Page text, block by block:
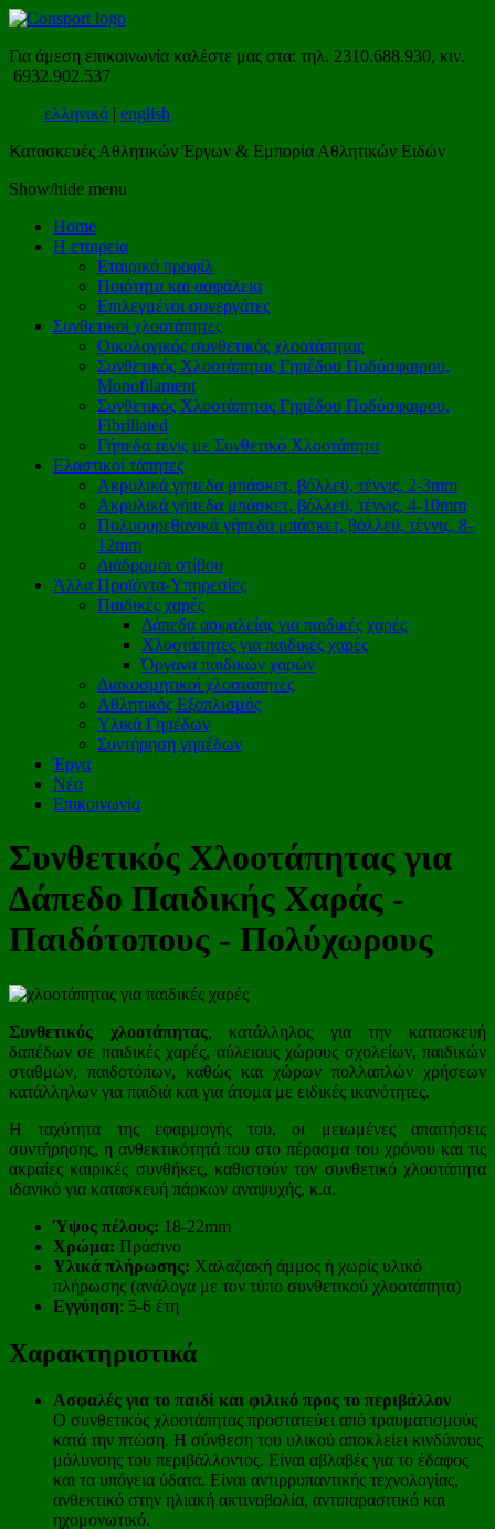
Για άμεση επικοινωνία καλέστε μας στα: τηλ. 2310.688.930, κιν.
6932.902.537
ελληνικά | english
Κατασκευές Αθλητικών Έργων & Εμπορία Αθλητικών Ειδών
Show/hide menu
Home
Η εταιρεία
Εταιρικό προφίλ
Ποιότητα και ασφάλεια
Επιλεγμένοι συνεργάτες
Συνθετικοί χλοοτάπητες
Οικολογικός συνθετικός χλοοτάπητας
Συνθετικός Χλοοτάπητας Γηπέδου Ποδόσφαιρου,
Monofilament
Συνθετικός Χλοοτάπητας Γηπέδου Ποδόσφαιρου,
Fibrillated
Γήπεδα τένις με Συνθετικό Χλοοτάπητα
Ελαστικοί τάπητες
Ακρυλικά γήπεδα μπάσκετ, βόλλεϋ, τέννις, 2-3mm
Ακρυλικά γήπεδα μπάσκετ, βόλλεϋ, τέννις, 4-10mm
Πολυουρεθανικά γήπεδα μπάσκετ, βόλλεϋ, τέννις, 8-
12mm
Διάδρομοι στίβου
Άλλα Προϊόντα-Υπηρεσίες
Παιδικές χαρές
Δάπεδα ασφαλείας για παιδικές χαρές
Χλοοτάπητες για παιδικές χαρές
Όργανα παιδικών χαρών
Διακοσμητικοί χλοοτάπητες
Αθλητικός Εξοπλισμός
Υλικά Γηπέδων
Συντήρηση γηπέδων
Έργα
Νέα
Επικοινωνία
Συνθετικός Χλοοτάπητας για
Δάπεδο Παιδικής Χαράς -
Παιδότοπους - Πολύχωρους
Συνθετικός χλοοτάπητας, κατάλληλος για την κατασκευή
δαπέδων σε παιδικές χαρές, αύλειους χώρους σχολείων, παιδικών
σταθμών, παιδοτόπων, καθώς και χώρων πολλαπλών χρήσεων
κατάλληλων για παιδιά και για άτομα με ειδικές ικανότητες.
Η ταχύτητα της εφαρμογής του, οι μειωμένες απαιτήσεις
συντήρησης, η ανθεκτικότητά του στο πέρασμα του χρόνου και τις
ακραίες καιρικές συνθήκες, καθιστούν τον συνθετικό χλοοτάπητα
ιδανικό για κατασκευή πάρκων αναψυχής, κ.α.
Ύψος πέλους: 18-22mm
Χρώμα: Πράσινο
Υλικά πλήρωσης: Χαλαζιακή άμμος ή χωρίς υλικό
πλήρωσης (ανάλογα με τον τύπο συνθετικού χλοοτάπητα)
Εγγύηση: 5-6 έτη
Χαρακτηριστικά
Ασφαλές για το παιδί και φιλικό προς το περιβάλλον
Ο συνθετικός χλοοτάπητας προστατεύει από τραυματισμούς
κατά την πτώση. Η σύνθεση του υλικού αποκλείει κινδύνους
μόλυνσης του περιβάλλοντος. Είναι αβλαβές για το έδαφος
και τα υπόγεια ύδατα. Είναι αντιρρυπαντικής τεχνολογίας,
ανθεκτικό στην ηλιακή ακτινοβολία, αντιπαρασιτικό και
ηχομονωτικό.